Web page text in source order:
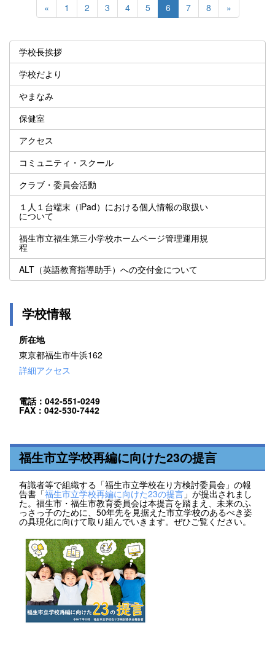
« 1 2 3 4 5 6 7 8 »
学校長挨拶
学校だより
やまなみ
保健室
アクセス
コミュニティ・スクール
クラブ・委員会活動
１人１台端末（iPad）における個人情報の取扱い
について
福生市立福生第三小学校ホームページ管理運用規
程
ALT（英語教育指導助手）への交付金について
学校情報
所在地
東京都福生市牛浜162
詳細アクセス
電話：042-551-0249
FAX：042-530-7442
福生市立学校再編に向けた23の提言
有識者等で組織する「福生市立学校在り方検討委員会」の報
告書「福生市立学校再編に向けた23の提言」が提出されまし
た。福生市・福生市教育委員会は本提言を踏まえ、未来のふ
っさっ子のために、50年先を見据えた市立学校のあるべき姿
の具現化に向けて取り組んでいきます。ぜひご覧ください。